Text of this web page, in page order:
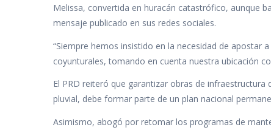
Melissa, convertida en huracán catastrófico, aunque
mensaje publicado en sus redes sociales.
“Siempre hemos insistido en la necesidad de
coyunturales, tomando en cuenta nuestra ubicación
El PRD reiteró que garantizar obras de
pluvial, debe formar parte de un plan nacional
Asimismo, abogó por retomar los programas de